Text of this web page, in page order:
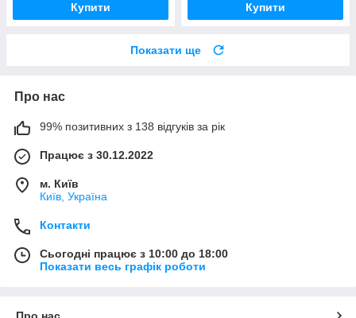
Купити Купити
Показати ще
Про нас
99% позитивних з 138 відгуків за рік
Працює з 30.12.2022
м. Київ
Київ, Україна
Контакти
Сьогодні працює з 10:00 до 18:00
Показати весь графік роботи